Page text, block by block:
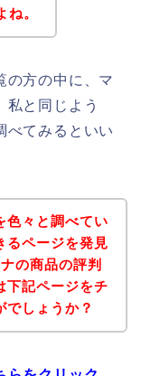
。
の方の中に、マ
私と同じよう
てみるといい
色々と調べてい
るページを発見
の商品の評判
下記ページをチ
でしょうか？